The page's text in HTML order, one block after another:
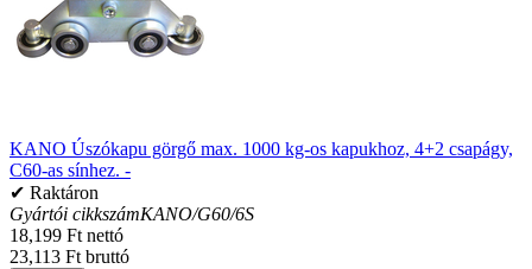
KANO Úszókapu görgő max. 1000 kg-os kapukhoz, 4+2 csapágy,
C60-as sínhez. -
✔ Raktáron
Gyártói cikkszámKANO/G60/6S
18,199 Ft nettó
23,113 Ft bruttó